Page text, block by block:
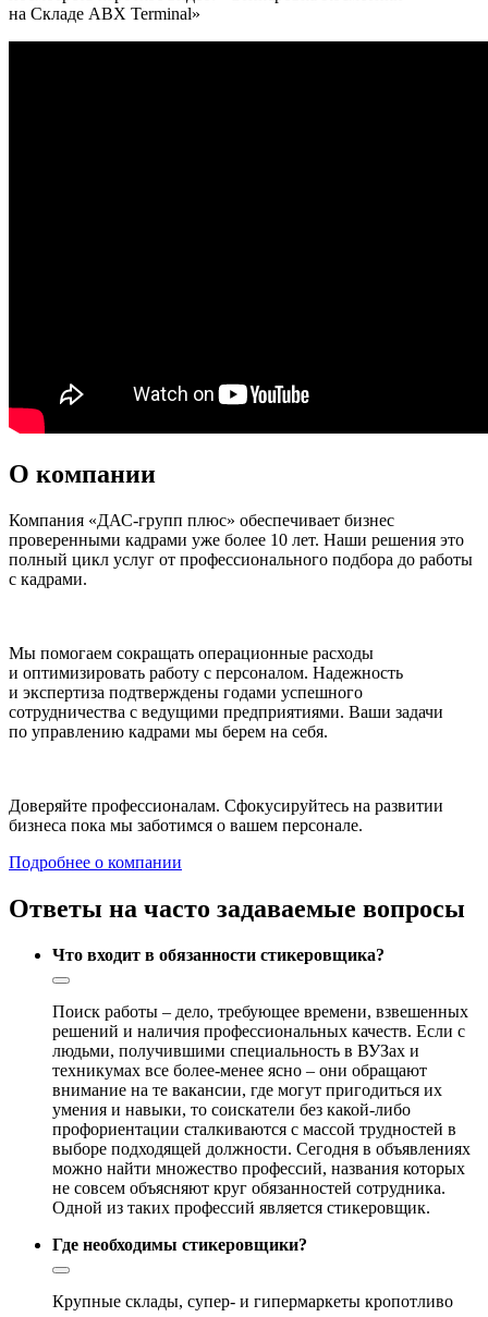
на Складе ABX Terminal»
О компании
Компания «ДАС-групп плюс» обеспечивает бизнес
проверенными кадрами уже более 10 лет. Наши решения это
полный цикл услуг от профессионального подбора до работы
с кадрами.
Мы помогаем сокращать операционные расходы
и оптимизировать работу с персоналом. Надежность
и экспертиза подтверждены годами успешного
сотрудничества с ведущими предприятиями. Ваши задачи
по управлению кадрами мы берем на себя.
Доверяйте профессионалам. Сфокусируйтесь на развитии
бизнеса пока мы заботимся о вашем персонале.
Подробнее о компании
Ответы на часто задаваемые вопросы
Что входит в обязанности стикеровщика?
Поиск работы – дело, требующее времени, взвешенных
решений и наличия профессиональных качеств. Если с
людьми, получившими специальность в ВУЗах и
техникумах все более-менее ясно – они обращают
внимание на те вакансии, где могут пригодиться их
умения и навыки, то соискатели без какой-либо
профориентации сталкиваются с массой трудностей в
выборе подходящей должности. Сегодня в объявлениях
можно найти множество профессий, названия которых
не совсем объясняют круг обязанностей сотрудника.
Одной из таких профессий является стикеровщик.
Где необходимы стикеровщики?
Крупные склады, супер- и гипермаркеты кропотливо